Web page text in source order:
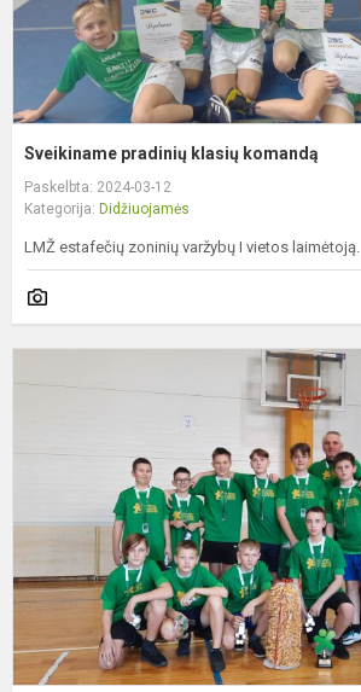
Sveikiname pradinių klasių komandą
Paskelbta: 2024-03-12
Kategorija: Didžiuojamės
LMŽ estafečių zoninių varžybų I vietos laimėtoją.